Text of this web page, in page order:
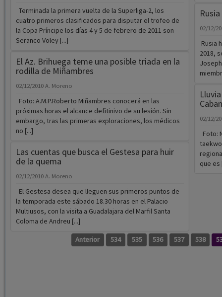
Terminada la primera vuelta de la Superliga-2, los
cuatro primeros clasificados para disputar el trofeo de
la Copa Príncipe los días 4 y 5 de febrero de 2011 son
Seranco Voley [...]
El Az. Brihuega teme una posible triada en la
rodilla de Miñambres
02/12/2010 A. Moreno
Foto: A.M.P.Roberto Miñambres conocerá en las
próximas horas el alcance defitinivo de su lesión. Sin
embargo, tras las primeras exploraciones, los médicos
no [...]
Las cuentas que busca el Gestesa para huir
de la quema
02/12/2010 A. Moreno
El Gestesa desea que lleguen sus primeros puntos de
la temporada este sábado 18.30 horas en el Palacio
Multiusos, con la visita a Guadalajara del Marfil Santa
Coloma de Andreu [...]
02/12/
Rusia
2018,
02/12/
Foto:
que es
Anterior 534 535 536 537 538